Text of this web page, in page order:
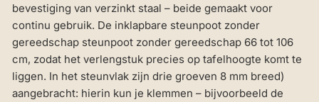
bevestiging van verzinkt staal – beide gemaakt voor
continu gebruik. De inklapbare steunpoot zonder
gereedschap steunpoot zonder gereedschap 66 tot 106
cm, zodat het verlengstuk precies op tafelhoogte komt te
liggen. In het steunvlak zijn drie groeven 8 mm breed)
aangebracht: hierin kun je klemmen – bijvoorbeeld de